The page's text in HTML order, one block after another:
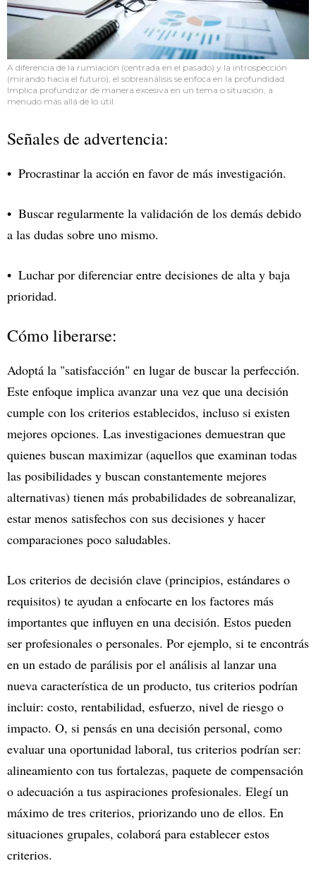
A diferencia de la rumiación (centrada en el pasado) y la introspección
(mirando hacia el futuro), el sobreanálisis se enfoca en la profundidad.
Implica profundizar de manera excesiva en un tema o situación, a
menudo más allá de lo útil.
Señales de advertencia:
Procrastinar la acción en favor de más investigación.
Buscar regularmente la validación de los demás debido
a las dudas sobre uno mismo.
Luchar por diferenciar entre decisiones de alta y baja
prioridad.
Cómo liberarse:
Adoptá la "satisfacción" en lugar de buscar la perfección.
Este enfoque implica avanzar una vez que una decisión
cumple con los criterios establecidos, incluso si existen
mejores opciones. Las investigaciones demuestran que
quienes buscan maximizar (aquellos que examinan todas
las posibilidades y buscan constantemente mejores
alternativas) tienen más probabilidades de sobreanalizar,
estar menos satisfechos con sus decisiones y hacer
comparaciones poco saludables.
Los criterios de decisión clave (principios, estándares o
requisitos) te ayudan a enfocarte en los factores más
importantes que influyen en una decisión. Estos pueden
ser profesionales o personales. Por ejemplo, si te encontrás
en un estado de parálisis por el análisis al lanzar una
nueva característica de un producto, tus criterios podrían
incluir: costo, rentabilidad, esfuerzo, nivel de riesgo o
impacto. O, si pensás en una decisión personal, como
evaluar una oportunidad laboral, tus criterios podrían ser:
alineamiento con tus fortalezas, paquete de compensación
o adecuación a tus aspiraciones profesionales. Elegí un
máximo de tres criterios, priorizando uno de ellos. En
situaciones grupales, colaborá para establecer estos
criterios.